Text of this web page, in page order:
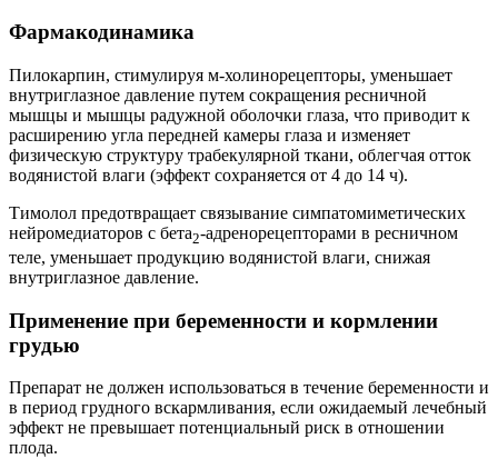
Фармакодинамика
Пилокарпин, стимулируя м-холинорецепторы, уменьшает
внутриглазное давление путем сокращения ресничной
мышцы и мышцы радужной оболочки глаза, что приводит к
расширению угла передней камеры глаза и изменяет
физическую структуру трабекулярной ткани, облегчая отток
водянистой влаги (эффект сохраняется от 4 до 14 ч).
Тимолол предотвращает связывание симпатомиметических
нейромедиаторов с бета2-адренорецепторами в ресничном
теле, уменьшает продукцию водянистой влаги, снижая
внутриглазное давление.
Применение при беременности и кормлении
грудью
Препарат не должен использоваться в течение беременности и
в период грудного вскармливания, если ожидаемый лечебный
эффект не превышает потенциальный риск в отношении
плода.